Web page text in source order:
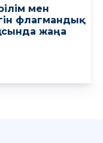
мен
флагмандық
жаңа